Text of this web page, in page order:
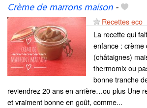
Crème de marrons maison-
Recettes eco
La recette qui
enfance : crème
(châtaignes)
thermomix ou
bonne tranche
reviendrez 20 ans en arrière…ou plus Une
et vraiment bonne en goût, comme...